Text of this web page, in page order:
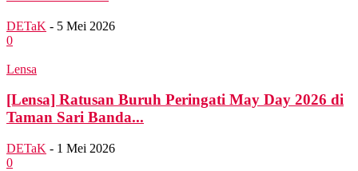
DETaK - 5 Mei 2026
0
Lensa
[Lensa] Ratusan Buruh Peringati May Day 2026 di
Taman Sari Banda...
DETaK - 1 Mei 2026
0